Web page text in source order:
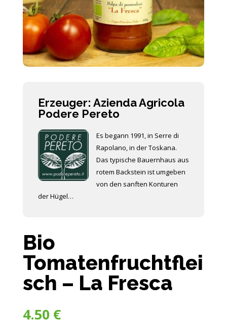
Erzeuger: Azienda Agricola
Podere Pereto
Es begann 1991, in Serre di
Rapolano, in der Toskana.
Das typische Bauernhaus aus
rotem Backstein ist umgeben
von den sanften Konturen
der Hügel…
Bio
Tomatenfruchtflei
sch – La Fresca
4.50 €